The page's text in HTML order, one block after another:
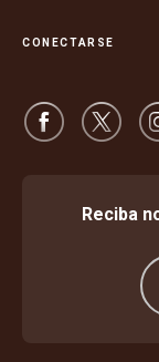
CONECTARSE
Reciba